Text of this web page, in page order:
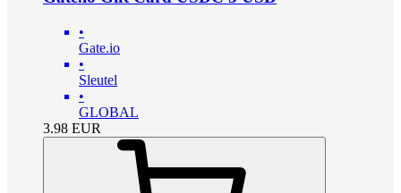
•
Gate.io
•
Sleutel
•
GLOBAL
3.98 EUR